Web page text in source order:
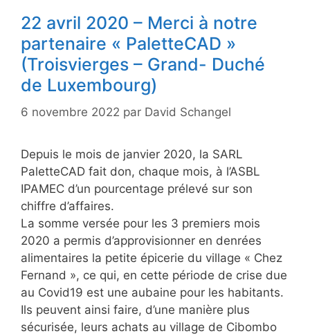
22 avril 2020 – Merci à notre
partenaire « PaletteCAD »
(Troisvierges – Grand- Duché
de Luxembourg)
6 novembre 2022 par David Schangel
Depuis le mois de janvier 2020, la SARL
PaletteCAD fait don, chaque mois, à l’ASBL
IPAMEC d’un pourcentage prélevé sur son
chiffre d’affaires.
La somme versée pour les 3 premiers mois
2020 a permis d’approvisionner en denrées
alimentaires la petite épicerie du village « Chez
Fernand », ce qui, en cette période de crise due
au Covid19 est une aubaine pour les habitants.
Ils peuvent ainsi faire, d’une manière plus
sécurisée, leurs achats au village de Cibombo